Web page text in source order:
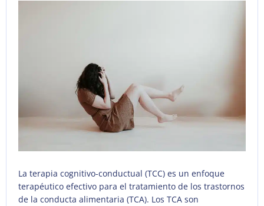
La terapia cognitivo-conductual (TCC) es un enfoque
terapéutico efectivo para el tratamiento de los trastornos
de la conducta alimentaria (TCA). Los TCA son